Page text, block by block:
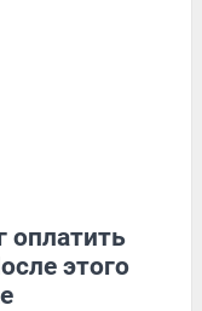
оплатить
этого